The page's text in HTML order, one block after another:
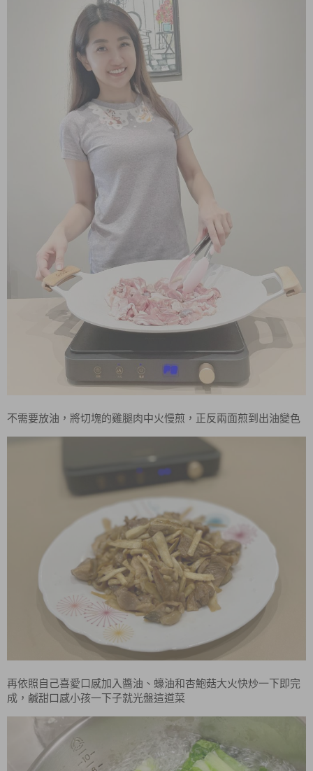
不需要放油，將切塊的雞腿肉中火慢煎，正反兩面煎到出油變色
再依照自己喜愛口感加入醬油、蠔油和杏鮑菇大火快炒一下即完
成，鹹甜口感小孩一下子就光盤這道菜